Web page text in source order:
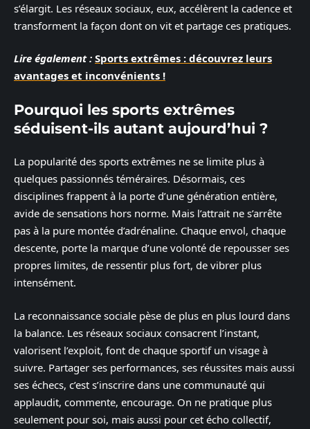
s’élargit. Les réseaux sociaux, eux, accélèrent la cadence et
transforment la façon dont on vit et partage ces pratiques.
Lire également : Sports extrêmes : découvrez leurs
avantages et inconvénients !
Pourquoi les sports extrêmes
séduisent-ils autant aujourd’hui ?
La popularité des sports extrêmes ne se limite plus à
quelques passionnés téméraires. Désormais, ces
disciplines frappent à la porte d’une génération entière,
avide de sensations hors norme. Mais l’attrait ne s’arrête
pas à la pure montée d’adrénaline. Chaque envol, chaque
descente, porte la marque d’une volonté de repousser ses
propres limites, de ressentir plus fort, de vibrer plus
intensément.
La reconnaissance sociale pèse de plus en plus lourd dans
la balance. Les réseaux sociaux consacrent l’instant,
valorisent l’exploit, font de chaque sportif un visage à
suivre. Partager ses performances, ses réussites mais aussi
ses échecs, c’est s’inscrire dans une communauté qui
applaudit, commente, encourage. On ne pratique plus
seulement pour soi, mais aussi pour cet écho collectif,